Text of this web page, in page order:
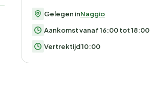
Gelegen inNaggio
Aankomst vanaf 16:00 tot 18:00
Vertrektijd 10:00